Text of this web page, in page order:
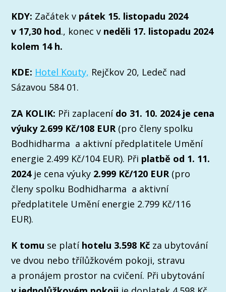
KDY: Začátek v pátek 15. listopadu 2024
v 17,30 hod., konec v neděli 17. listopadu 2024
kolem 14 h.
KDE: Hotel Kouty, Rejčkov 20, Ledeč nad
Sázavou 584 01.
ZA KOLIK: Při zaplacenído 31. 10. 2024 je cena
výuky 2.699 Kč/108 EUR(pro členy spolku
Bodhidharma a aktivní předplatitele Umění
energie 2.499 Kč/104 EUR). Při platbě od 1. 11.
2024je cena výuky 2.999 Kč/120 EUR(pro
členy spolku Bodhidharma a aktivní
předplatitele Umění energie 2.799 Kč/116
EUR).
K tomu se platíhotelu 3.598 Kč za ubytování
ve dvou nebo třílůžkovém pokoji, stravu
a pronájem prostor na cvičení. Při ubytování